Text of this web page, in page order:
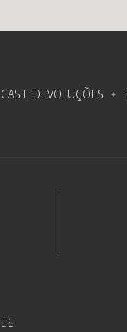
E DEVOLUÇÕES